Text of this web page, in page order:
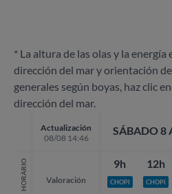
* La altura de las olas y la energía
dirección del mar y orientación
generales según boyas, haz clic
dirección del mar.
Actualización
08/08 14:46
HORARIO Valoración
SÁBADO 8
9h
CHOPI
12h
CHOPI